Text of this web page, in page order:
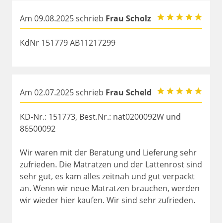
Am 09.08.2025 schrieb Frau Scholz
KdNr 151779 AB11217299
Am 02.07.2025 schrieb Frau Scheld
KD-Nr.: 151773, Best.Nr.: nat0200092W und
86500092
Wir waren mit der Beratung und Lieferung sehr
zufrieden. Die Matratzen und der Lattenrost sind
sehr gut, es kam alles zeitnah und gut verpackt
an. Wenn wir neue Matratzen brauchen, werden
wir wieder hier kaufen. Wir sind sehr zufrieden.